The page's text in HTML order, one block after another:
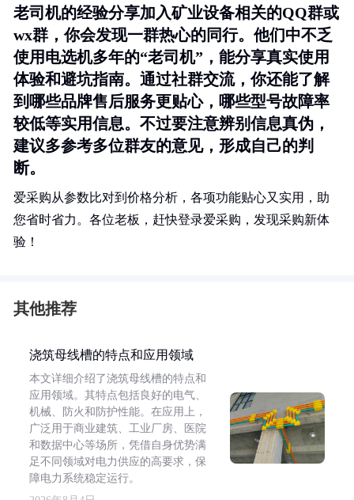
老司机的经验分享加入矿业设备相关的QQ群或
wx群，你会发现一群热心的同行。他们中不乏
使用电选机多年的“老司机”，能分享真实使用
体验和避坑指南。通过社群交流，你还能了解
到哪些品牌售后服务更贴心，哪些型号故障率
较低等实用信息。不过要注意辨别信息真伪，
建议多参考多位群友的意见，形成自己的判
断。
爱采购从参数比对到价格分析，各项功能贴心又实用，助
您省时省力。各位老板，赶快登录爱采购，发现采购新体
验！
其他推荐
浇筑母线槽的特点和应用领域
本文详细介绍了浇筑母线槽的特点和
应用领域。其特点包括良好的电气、
机械、防火和防护性能。在应用上，
广泛用于商业建筑、工业厂房、医院
和数据中心等场所，凭借自身优势满
足不同领域对电力供应的高要求，保
障电力系统稳定运行。